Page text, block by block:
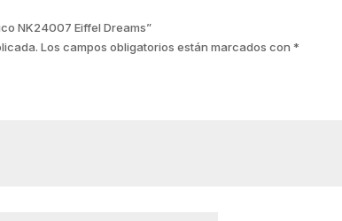
NK24007 Eiffel Dreams”
Los campos obligatorios están marcados con *